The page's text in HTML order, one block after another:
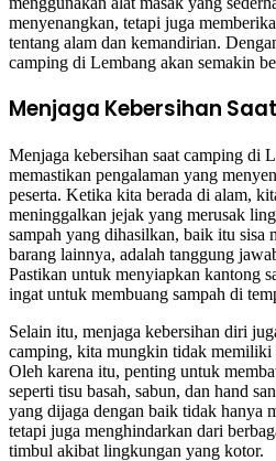
menyenangkan, tetapi juga
tentang alam dan kemandirian.
camping di Lembang akan semakin
Menjaga Kebersihan
Menjaga kebersihan saat camping di
memastikan pengalaman yang
peserta. Ketika kita berada di alam,
meninggalkan jejak yang merusak
sampah yang dihasilkan, baik itu sisa
barang lainnya, adalah tanggung
Pastikan untuk menyiapkan kantong
ingat untuk membuang sampah di
Selain itu, menjaga kebersihan diri
camping, kita mungkin tidak memiliki
Oleh karena itu, penting untuk
seperti tisu basah, sabun, dan hand
yang dijaga dengan baik tidak hanya
tetapi juga menghindarkan dari
timbul akibat lingkungan yang kotor.